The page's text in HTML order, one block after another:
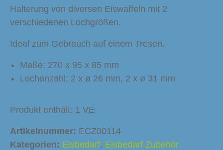
Halterung von diversen Eiswaffeln mit 2
verschiedenen Lochgrößen.
Ideal zum Gebrauch auf einem Tresen.
Maße: 270 x 95 x 85 mm
Lochanzahl: 2 x ø 26 mm, 2 x ø 31 mm
Produkt enthält: 1 VE
Artikelnummer: ECZ00114
Kategorien: Eisbedarf, Eisbedarf Zubehör